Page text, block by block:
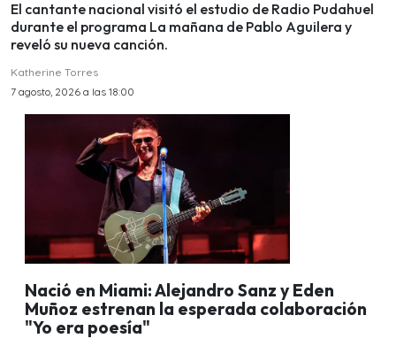
El cantante nacional visitó el estudio de Radio Pudahuel
durante el programa La mañana de Pablo Aguilera y
reveló su nueva canción.
Katherine Torres
7 agosto, 2026 a las 18:00
Nació en Miami: Alejandro Sanz y Eden
Muñoz estrenan la esperada colaboración
"Yo era poesía"